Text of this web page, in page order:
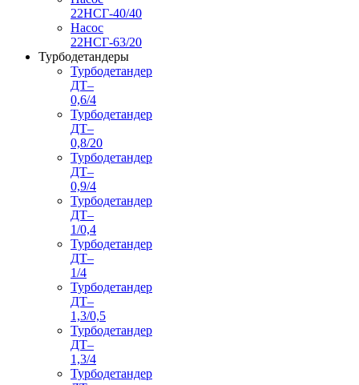
22НСГ-40/40
Насос
22НСГ-63/20
Турбодетандеры
Турбодетандер
ДТ–
0,6/4
Турбодетандер
ДТ–
0,8/20
Турбодетандер
ДТ–
0,9/4
Турбодетандер
ДТ–
1/0,4
Турбодетандер
ДТ–
1/4
Турбодетандер
ДТ–
1,3/0,5
Турбодетандер
ДТ–
1,3/4
Турбодетандер